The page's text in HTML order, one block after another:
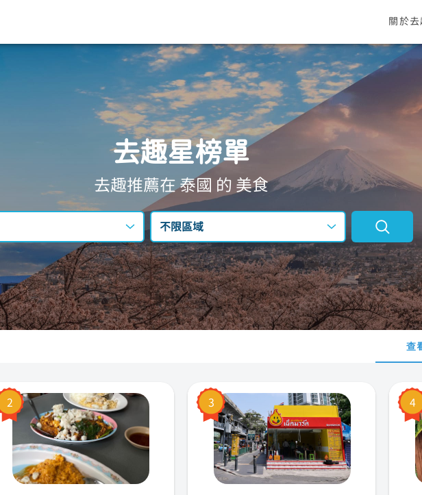
關於去
去趣星榜單
去趣推薦在 泰國 的 美食
不限區域
不限區域
曼谷
芭達雅
春武里府
查
2 3 4